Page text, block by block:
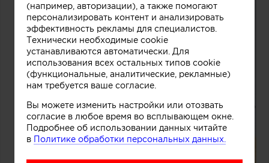
(например, авторизации), а также помогают
персонализировать контент и анализировать
эффективность рекламы для специалистов.
Технически необходимые cookie
устанавливаются автоматически. Для
использования всех остальных типов cookie
(функциональные, аналитические, рекламные)
нам требуется ваше согласие.
Вы можете изменить настройки или отозвать
согласие в любое время во всплывающем окне.
Подробнее об использовании данных читайте
в Политике обработки персональных данных.